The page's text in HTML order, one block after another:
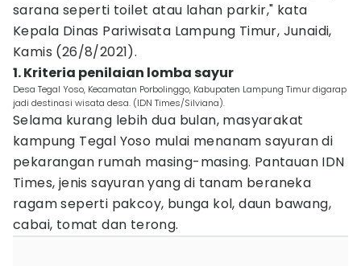
sarana seperti toilet atau lahan parkir," kata
Kepala Dinas Pariwisata Lampung Timur, Junaidi,
Kamis (26/8/2021).
1. Kriteria penilaian lomba sayur
Desa Tegal Yoso, Kecamatan Porbolinggo, Kabupaten Lampung Timur digarap
jadi destinasi wisata desa. (IDN Times/Silviana).
Selama kurang lebih dua bulan, masyarakat
kampung Tegal Yoso mulai menanam sayuran di
pekarangan rumah masing-masing. Pantauan IDN
Times, jenis sayuran yang di tanam beraneka
ragam seperti pakcoy, bunga kol, daun bawang,
cabai, tomat dan terong.